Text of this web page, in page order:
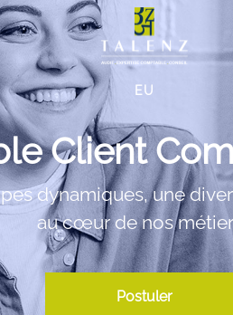
EU
Client
dynamiques, une
au cœur de nos
Postuler